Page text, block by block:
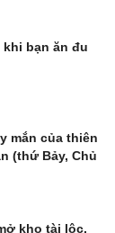
bạn ăn đu
mắn của thiên
(thứ Bảy, Chủ
kho tài lộc,